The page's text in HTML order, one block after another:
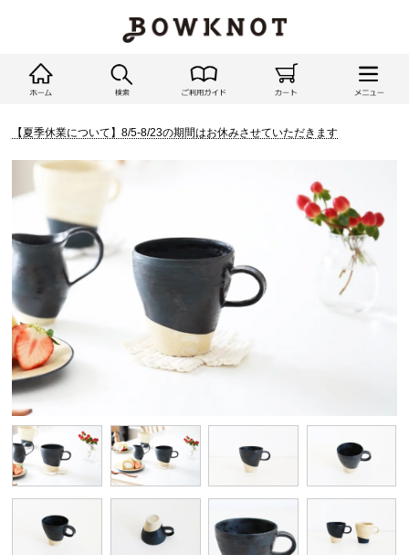
【夏季休業について】8/5-8/23の期間はお休みさせていただきます